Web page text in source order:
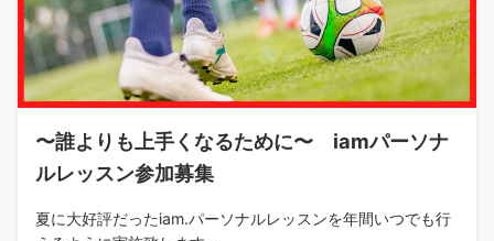
〜誰よりも上手くなるために〜 iamパーソナ
ルレッスン参加募集
夏に大好評だったiam.パーソナルレッスンを年間いつでも行